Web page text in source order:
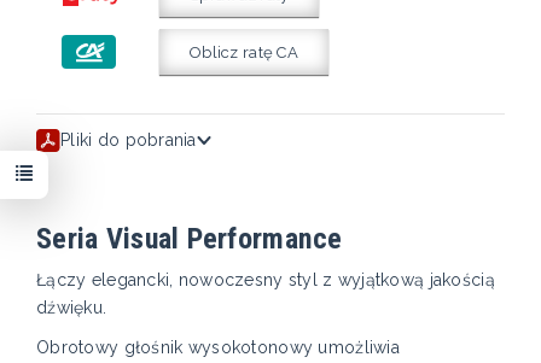
Oblicz ratę CA
Pliki do pobrania
Seria Visual Performance
Łączy elegancki, nowoczesny styl z wyjątkową jakością
dźwięku.
Obrotowy głośnik wysokotonowy umożliwia